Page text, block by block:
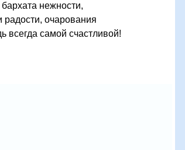
нежности,
радости, очарования
всегда самой счастливой!